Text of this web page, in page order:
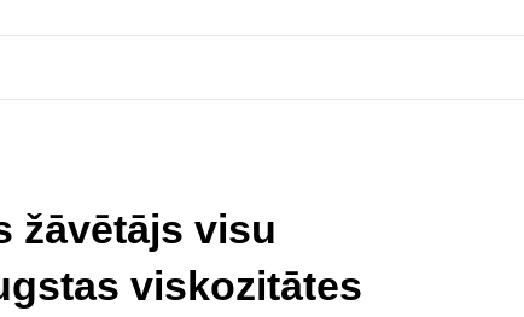
žāvētājs visu
viskozitātes